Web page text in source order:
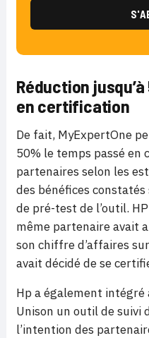
Réduction
en certification
De fait, MyExpertOne
50% le temps passé en
partenaires selon les
des bénéfices
de pré-test de l’outil.
même partenaire avait
son chiffre d’affaires
avait décidé de se
Hp a également intégré
Unison un outil de suivi
l’intention des